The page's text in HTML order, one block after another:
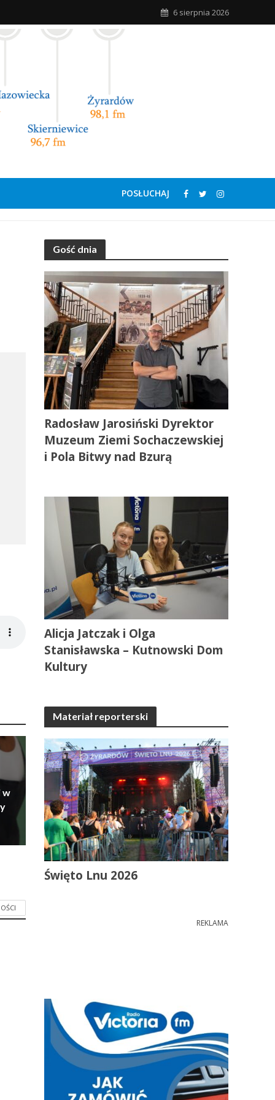
6 sierpnia 2026
POSŁUCHAJ
w
Gość dnia
Radosław Jarosiński Dyrektor
Muzeum Ziemi Sochaczewskiej
i Pola Bitwy nad Bzurą
Alicja Jatczak i Olga
Stanisławska – Kutnowski Dom
Kultury
Materiał reporterski
Święto Lnu 2026
REKLAMA